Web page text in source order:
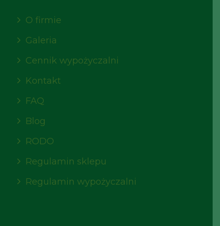
O firmie
Galeria
Cennik wypożyczalni
Kontakt
FAQ
Blog
RODO
Regulamin sklepu
Regulamin wypożyczalni